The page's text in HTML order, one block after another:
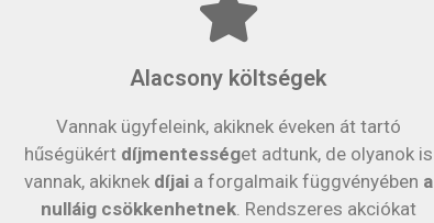
Alacsony költségek
Vannak ügyfeleink, akiknek éveken át tartó
hűségükért díjmentességet adtunk, de olyanok is
vannak, akiknek díjai a forgalmaik függvényében a
nulláig csökkenhetnek. Rendszeres akciókat